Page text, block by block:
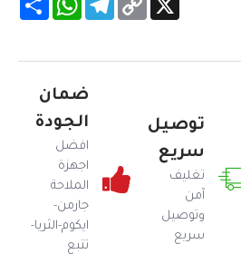
Link
توصيل
سريع
تغليف
آمن
وتوصيل
سريع
ضمان
الجودة
افضل
اجهزة
الملاحة
جارمن-
ايكوم-الثريا-
تتبع